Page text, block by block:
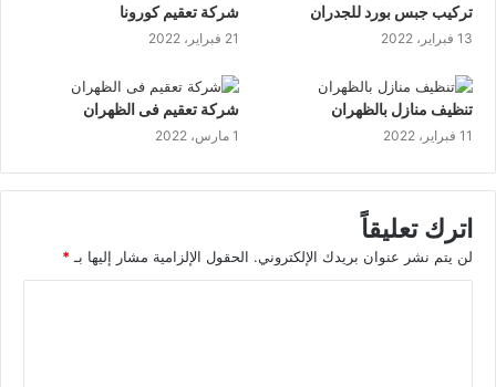
تركيب جبس بورد للجدران
13 فبراير، 2022
شركة تعقيم كورونا
21 فبراير، 2022
تنظيف منازل بالظهران
11 فبراير، 2022
شركة تعقيم فى الظهران
1 مارس، 2022
اترك تعليقاً
لن يتم نشر عنوان بريدك الإلكتروني. الحقول الإلزامية مشار إليها بـ *